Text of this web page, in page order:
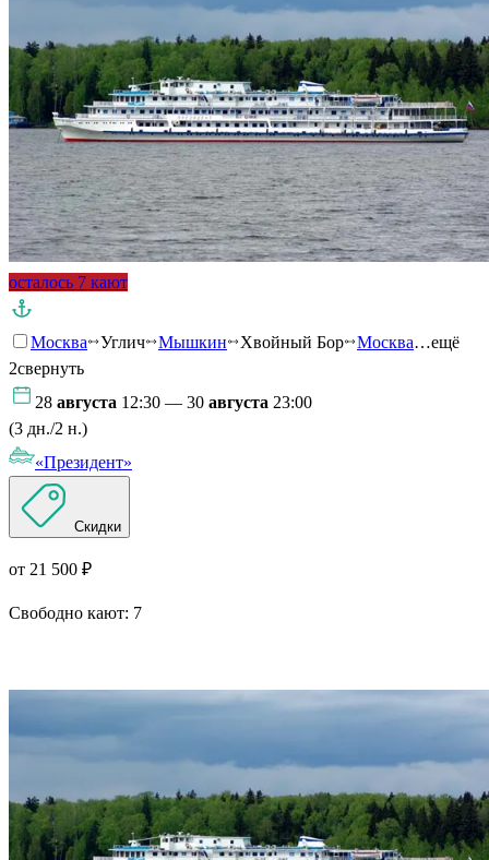
осталось 7 кают
Москва Углич Мышкин Хвойный Бор Москва…ещё
2свернуть
28 августа 12:30 — 30 августа 23:00
(3 дн./2 н.)
«Президент»
Скидки
от 21 500 ₽
Свободно кают: 7